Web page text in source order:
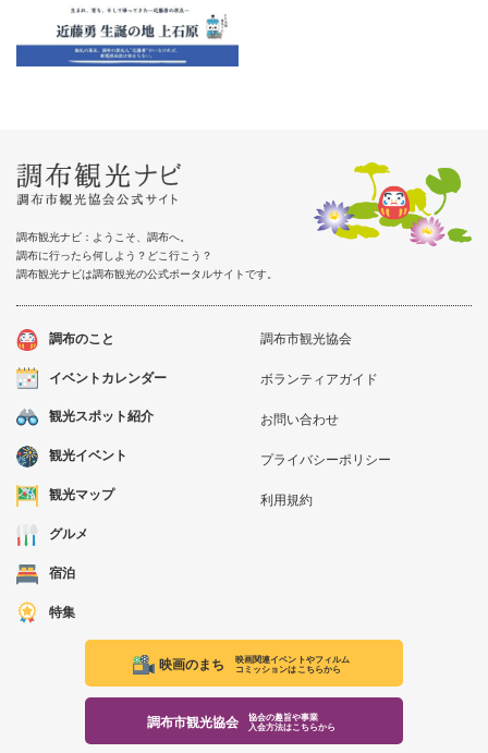
調布観光ナビ：ようこそ、調布へ。
調布に行ったら何しよう？どこ行こう？
調布観光ナビは調布観光の公式ポータルサイトです。
調布のこと
イベントカレンダー
観光スポット紹介
観光イベント
観光マップ
グルメ
宿泊
特集
調布市観光協会
ボランティアガイド
お問い合わせ
プライバシーポリシー
利用規約
映画のまち
映画関連イベントやフィルム
コミッションはこちらから
調布市観光協会
協会の趣旨や事業
入会方法はこちらから